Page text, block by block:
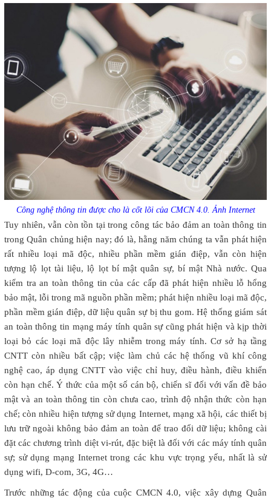
Công nghệ thông tin được cho là cốt lõi của CMCN 4.0. Ảnh Internet
Tuy nhiên, vẫn còn tồn tại trong công tác bảo đảm an toàn thông tin
trong Quân chủng hiện nay; đó là, hằng năm chúng ta vẫn phát hiện
rất nhiều loại mã độc, nhiều phần mềm gián điệp, vẫn còn hiện
tượng lộ lọt tài liệu, lộ lọt bí mật quân sự, bí mật Nhà nước. Qua
kiểm tra an toàn thông tin của các cấp đã phát hiện nhiều lỗ hổng
bảo mật, lỗi trong mã nguồn phần mềm; phát hiện nhiều loại mã độc,
phần mềm gián điệp, dữ liệu quân sự bị thu gom. Hệ thống giám sát
an toàn thông tin mạng máy tính quân sự cũng phát hiện và kịp thời
loại bỏ các loại mã độc lây nhiễm trong máy tính. Cơ sở hạ tầng
CNTT còn nhiều bất cập; việc làm chủ các hệ thống vũ khí công
nghệ cao, áp dụng CNTT vào việc chỉ huy, điều hành, điều khiển
còn hạn chế. Ý thức của một số cán bộ, chiến sĩ đối với vấn đề bảo
mật và an toàn thông tin còn chưa cao, trình độ nhận thức còn hạn
chế; còn nhiều hiện tượng sử dụng Internet, mạng xã hội, các thiết bị
lưu trữ ngoài không bảo đảm an toàn để trao đổi dữ liệu; không cài
đặt các chương trình diệt vi-rút, đặc biệt là đối với các máy tính quân
sự; sử dụng mạng Internet trong các khu vực trọng yếu, nhất là sử
dụng wifi, D-com, 3G, 4G…
Trước những tác động của cuộc CMCN 4.0, việc xây dựng Quân